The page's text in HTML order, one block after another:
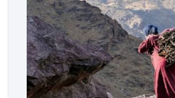
الرقمي، تشكل خطوة مهمة في […]